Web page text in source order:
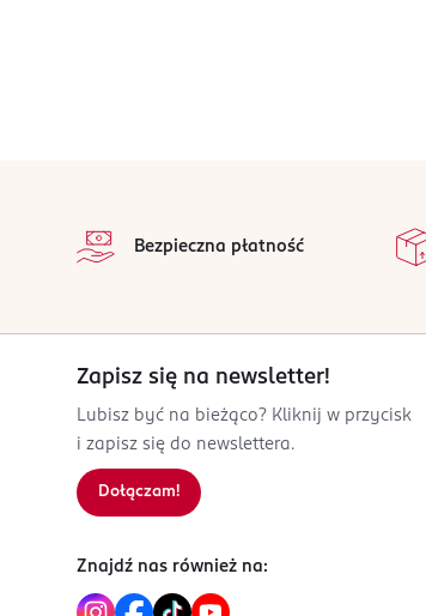
Bezpieczna płatność
Zapisz się na newsletter!
Lubisz być na bieżąco? Kliknij w przycisk
i zapisz się do newslettera.
Dołączam!
Znajdź nas również na: